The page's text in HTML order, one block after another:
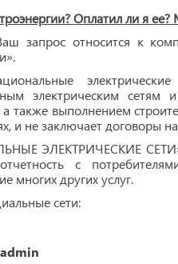
Оплатил ли я
запрос относится к
электрические
электрическим сетям
также выполнением
и не заключает договоры
ЭЛЕКТРИЧЕСКИЕ СЕТИ»
с
многих других услуг.
сети: